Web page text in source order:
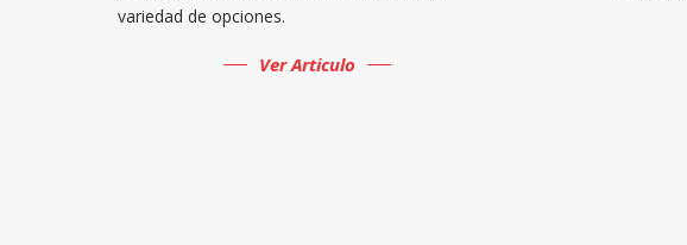
variedad de opciones.
Ver Articulo